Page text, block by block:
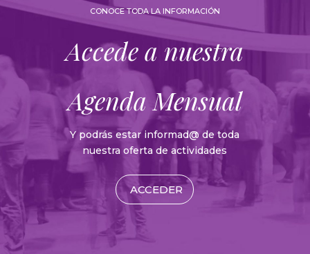
CONOCE TODA LA INFORMACIÓN
Accede a nuestra
Agenda Mensual
Y podrás estar informad@ de toda
nuestra oferta de actividades
ACCEDER